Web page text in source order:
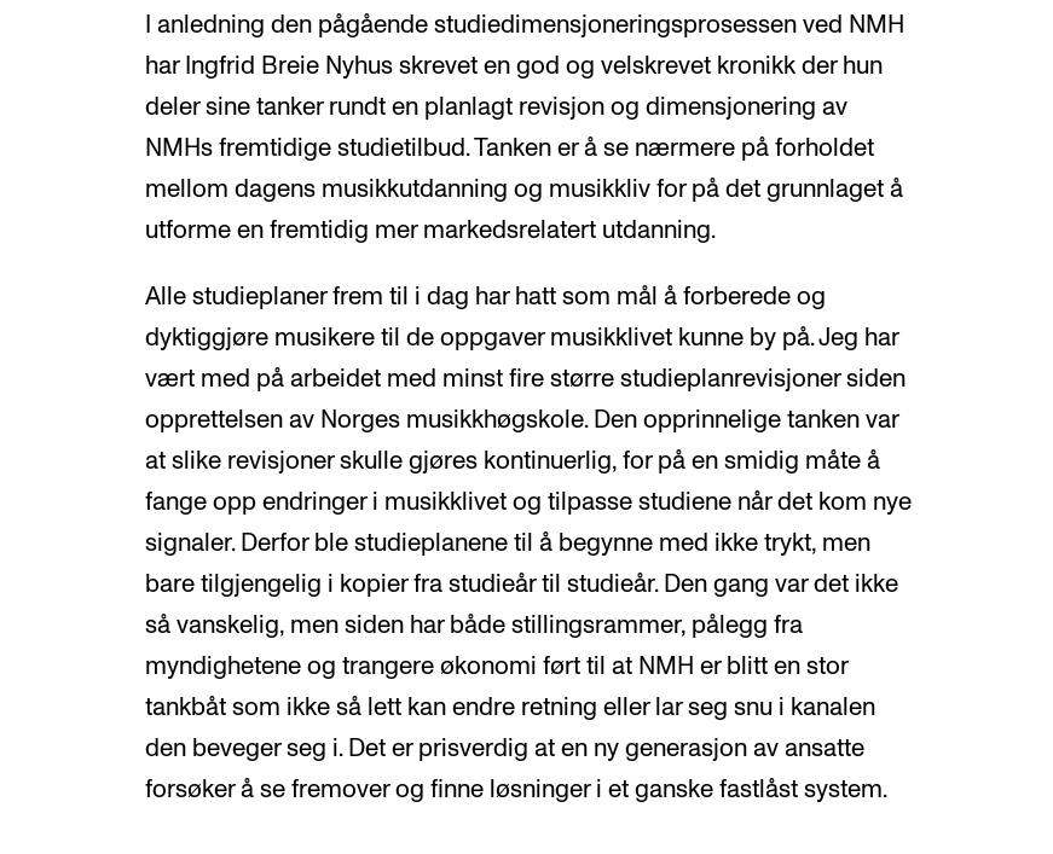
I anledning den pågående studiedimensjoneringsprosessen ved NMH
har Ingfrid Breie Nyhus skrevet en god og velskrevet kronikk der hun
deler sine tanker rundt en planlagt revisjon og dimensjonering av
NMHs fremtidige studietilbud. Tanken er å se nærmere på forholdet
mellom dagens musikkutdanning og musikkliv for på det grunnlaget å
utforme en fremtidig mer markedsrelatert utdanning.
Alle studieplaner frem til i dag har hatt som mål å forberede og
dyktiggjøre musikere til de oppgaver musikklivet kunne by på. Jeg har
vært med på arbeidet med minst fire større studieplanrevisjoner siden
opprettelsen av Norges musikkhøgskole. Den opprinnelige tanken var
at slike revisjoner skulle gjøres kontinuerlig, for på en smidig måte å
fange opp endringer i musikklivet og tilpasse studiene når det kom nye
signaler. Derfor ble studieplanene til å begynne med ikke trykt, men
bare tilgjengelig i kopier fra studieår til studieår. Den gang var det ikke
så vanskelig, men siden har både stillingsrammer, pålegg fra
myndighetene og trangere økonomi ført til at NMH er blitt en stor
tankbåt som ikke så lett kan endre retning eller lar seg snu i kanalen
den beveger seg i. Det er prisverdig at en ny generasjon av ansatte
forsøker å se fremover og finne løsninger i et ganske fastlåst system.